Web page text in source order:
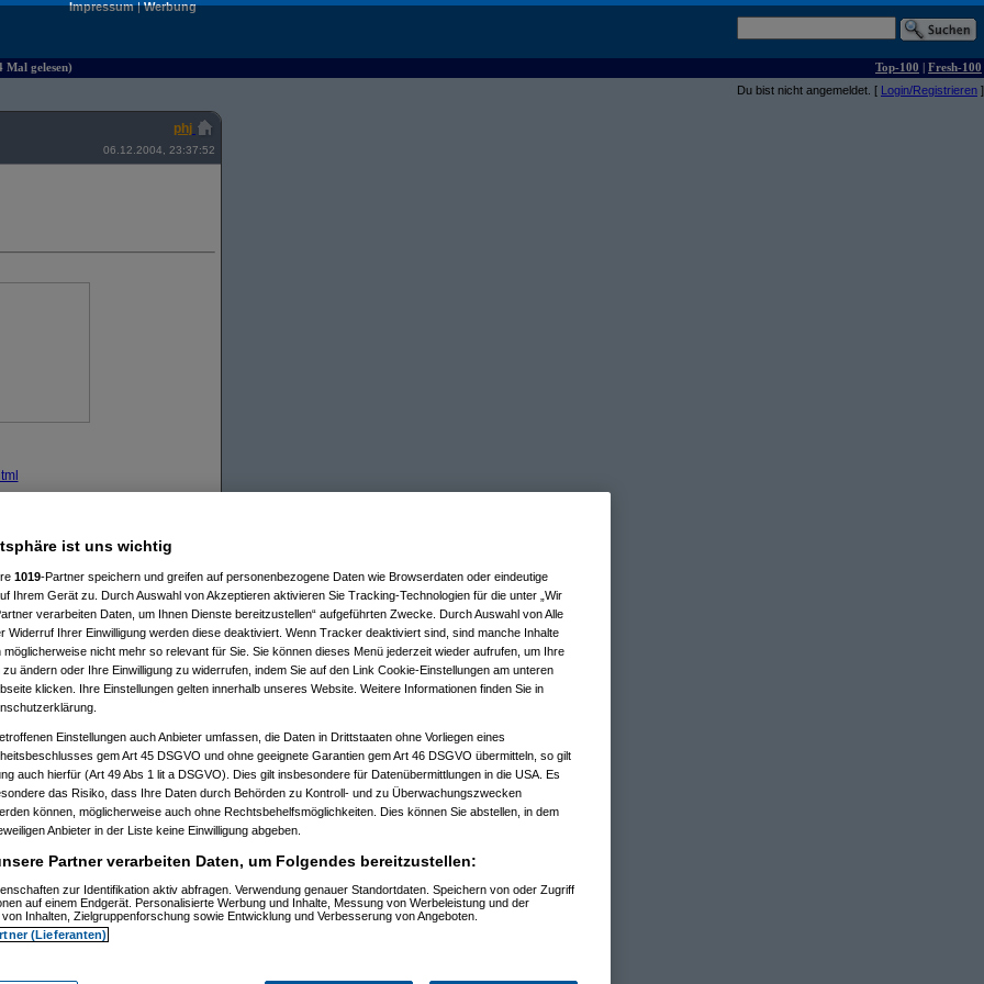
Impressum|Werbung
Mal gelesen) Top-100 | Fresh-100
Du bist nicht angemeldet. [ Login/Registrieren ]
phj
06.12.2004, 23:37:52
ist uns wichtig
1019-Partner speichern und greifen auf personenbezogene Daten wie Browserdaten oder eindeutige
Ihrem Gerät zu. Durch Auswahl von Akzeptieren aktivieren Sie Tracking-Technologien für die unter „Wir
verarbeiten Daten, um Ihnen Dienste bereitzustellen“ aufgeführten Zwecke. Durch Auswahl von Alle
Widerruf Ihrer Einwilligung werden diese deaktiviert. Wenn Tracker deaktiviert sind, sind manche Inhalte
möglicherweise nicht mehr so relevant für Sie. Sie können dieses Menü jederzeit wieder aufrufen, um Ihre
zu ändern oder Ihre Einwilligung zu widerrufen, indem Sie auf den Link Cookie-Einstellungen am unteren
klicken. Ihre Einstellungen gelten innerhalb unseres Website. Weitere Informationen finden Sie in
Einstellungen auch Anbieter umfassen, die Daten in Drittstaaten ohne Vorliegen eines
gem Art 45 DSGVO und ohne geeignete Garantien gem Art 46 DSGVO übermitteln, so gilt
auch hierfür (Art 49 Abs 1 lit a DSGVO). Dies gilt insbesondere für Datenübermittlungen in die USA. Es
das Risiko, dass Ihre Daten durch Behörden zu Kontroll- und zu Überwachungszwecken
können, möglicherweise auch ohne Rechtsbehelfsmöglichkeiten. Dies können Sie abstellen, in dem
Anbieter in der Liste keine Einwilligung abgeben.
Partner verarbeiten Daten, um Folgendes bereitzustellen:
zur Identifikation aktiv abfragen. Verwendung genauer Standortdaten. Speichern von oder Zugriff
auf einem Endgerät. Personalisierte Werbung und Inhalte, Messung von Werbeleistung und der
Inhalten, Zielgruppenforschung sowie Entwicklung und Verbesserung von Angeboten.
(Lieferanten)